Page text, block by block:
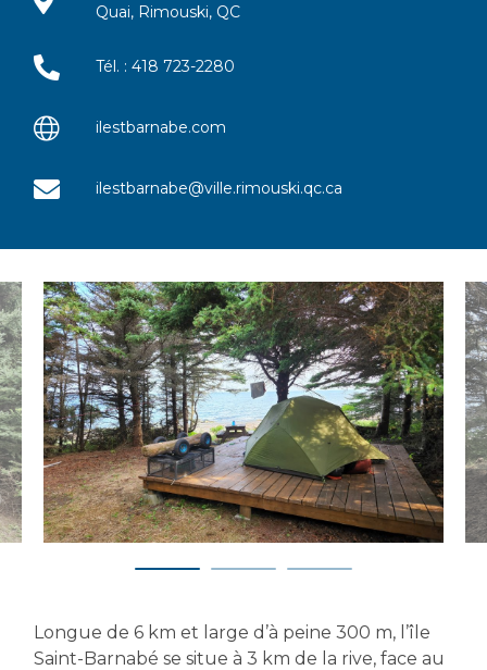
Longue de 6 km et large d’à peine 300 m, l’île
Saint-Barnabé se situe à 3 km de la rive, face au
Quai, Rimouski, QC
Tél. : 418 723-2280
ilestbarnabe.com
ilestbarnabe@ville.rimouski.qc.ca